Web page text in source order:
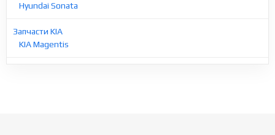
Hyundai Sonata
Запчасти KIA
KIA Magentis